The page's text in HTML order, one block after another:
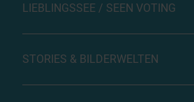
LIEBLINGSSEE / SEEN VOTING
STORIES & BILDERWELTEN